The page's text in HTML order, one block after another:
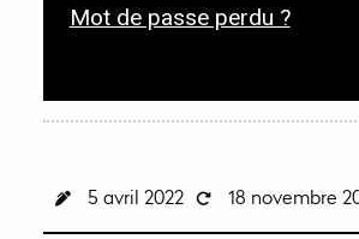
r
o
r
Mot de passe perdu ?
5 avril 2022 18 novembre